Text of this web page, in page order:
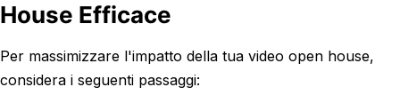
House Efficace
Per massimizzare l'impatto della tua video open house,
considera i seguenti passaggi: